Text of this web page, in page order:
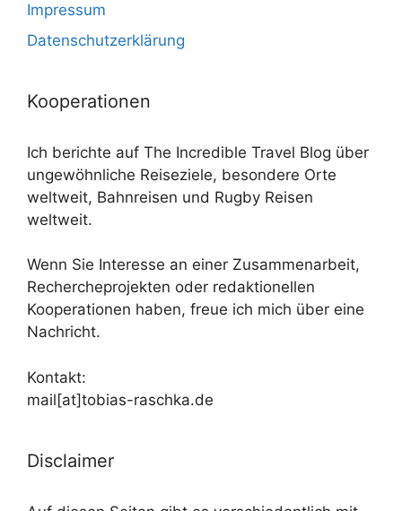
Impressum
Datenschutzerklärung
Kooperationen
Ich berichte auf The Incredible Travel Blog über
ungewöhnliche Reiseziele, besondere Orte
weltweit, Bahnreisen und Rugby Reisen
weltweit.
Wenn Sie Interesse an einer Zusammenarbeit,
Rechercheprojekten oder redaktionellen
Kooperationen haben, freue ich mich über eine
Nachricht.
Kontakt:
mail[at]tobias-raschka.de
Disclaimer